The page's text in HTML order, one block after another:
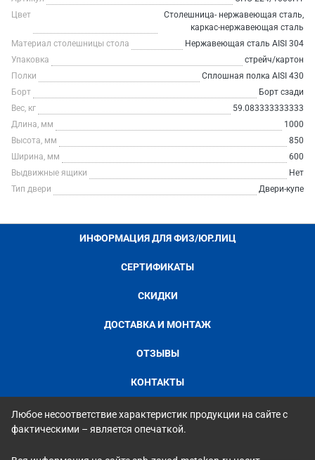
Цвет
Столешница- нержавеющая сталь,
каркас-нержавеющая сталь
Материал столешницы стола
Нержавеющая сталь AISI 304
Упаковка
стрейч/картон
Полки
Сплошная полка AISI 430
Борт
Борт сзади
Вес, кг
59.083333333333
Длина, мм
1000
Высота, мм
850
Ширина, мм
600
Выдвижные ящики
Нет
Тип двери
Двери-купе
ИНФОРМАЦИЯ ДЛЯ ФИЗ/ЮР.ЛИЦ
СЕРТИФИКАТЫ
СКИДКИ
ДОСТАВКА И МОНТАЖ
ОТЗЫВЫ
КОНТАКТЫ
Любое несоответствие характеристик продукции на сайте с
фактическими – является опечаткой.